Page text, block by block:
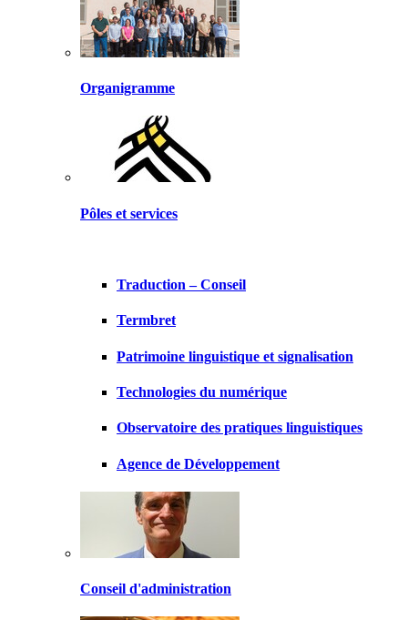
Organigramme
Pôles et services
Traduction – Conseil
Termbret
Patrimoine linguistique et signalisation
Technologies du numérique
Observatoire des pratiques linguistiques
Agence de Développement
Conseil d'administration